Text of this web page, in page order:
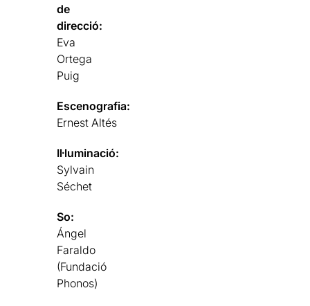
de
direcció:
Eva
Ortega
Puig
Escenografia:
Ernest Altés
Il·luminació:
Sylvain
Séchet
So:
Ángel
Faraldo
(Fundació
Phonos)